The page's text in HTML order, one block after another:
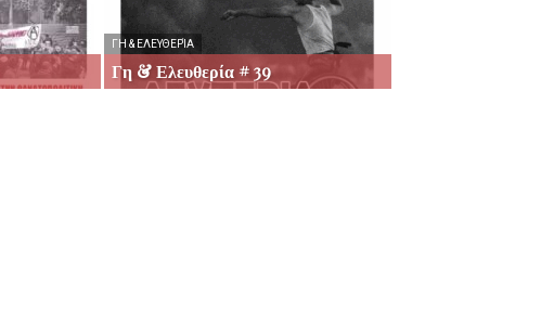
ΓΗ & ΕΛΕΥΘΕΡΊΑ
Γη & Ελευθερία # 39